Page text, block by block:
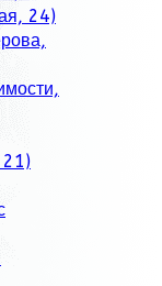
24)
21)